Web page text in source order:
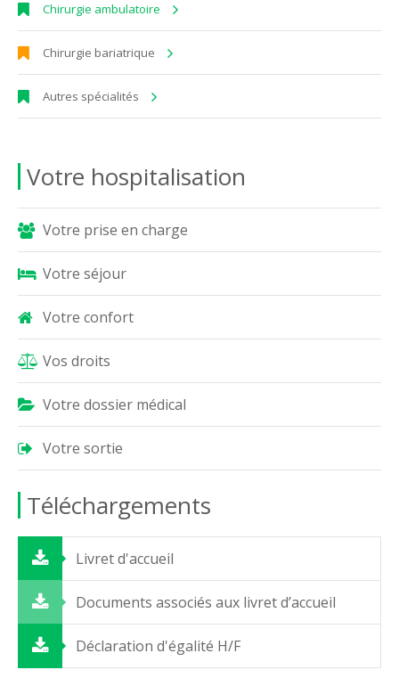
Chirurgie ambulatoire
Chirurgie bariatrique
Autres spécialités
Votre hospitalisation
Votre prise en charge
Votre séjour
Votre confort
Vos droits
Votre dossier médical
Votre sortie
Téléchargements
Livret d'accueil
Documents associés aux livret d’accueil
Déclaration d'égalité H/F